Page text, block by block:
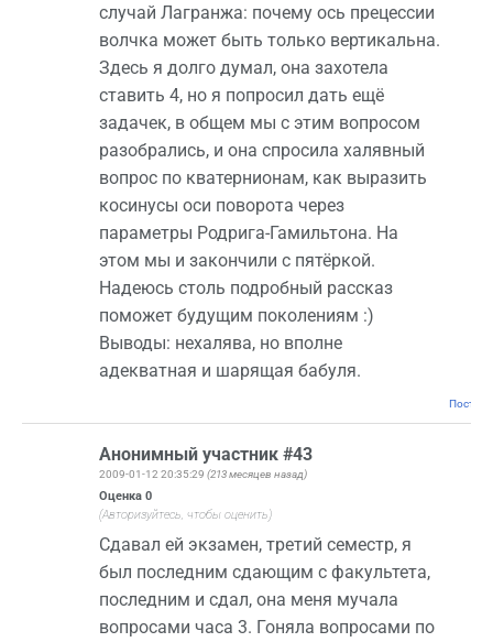
случай Лагранжа: почему ось прецессии
волчка может быть только вертикальна.
Здесь я долго думал, она захотела
ставить 4, но я попросил дать ещё
задачек, в общем мы с этим вопросом
разобрались, и она спросила халявный
вопрос по кватернионам, как выразить
косинусы оси поворота через
параметры Родрига-Гамильтона. На
этом мы и закончили с пятёркой.
Надеюсь столь подробный рассказ
поможет будущим поколениям :)
Выводы: нехалява, но вполне
адекватная и шарящая бабуля.
Анонимный участник #43
2009-01-12 20:35:29 (213 месяцев назад)
Оценка 0
(Авторизуйтесь, чтобы оценить)
Сдавал ей экзамен, третий семестр, я
был последним сдающим с факультета,
последним и сдал, она меня мучала
вопросами часа 3. Гоняла вопросами по